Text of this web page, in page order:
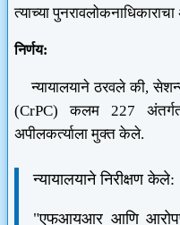
त्याच्या
निर्णय:
न्यायालयाने ठरवले की,
(CrPC) कलम 227
अपीलकर्त्याला मुक्त केले.
न्यायालयाने निरीक्षण केले:
"एफआयआर आणि